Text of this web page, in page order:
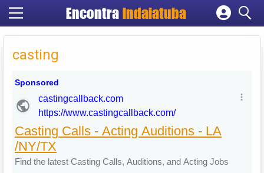
Encontra Indaiatuba
Cadastrar empresa
casting